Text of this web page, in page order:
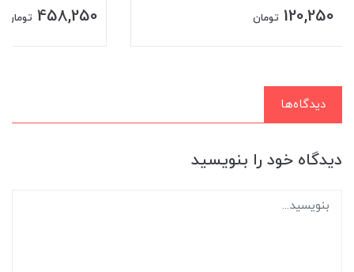
120,250 تومان 458,250 تومان
دیدگاه‌ها
دیدگاه خود را بنویسید